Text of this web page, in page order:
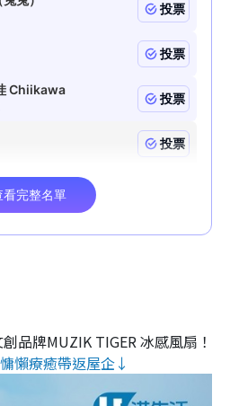
品牌MUZIK TIGER 冰感風扇！
懶療癒帶返屋企↓